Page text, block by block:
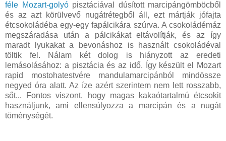
féle Mozart-golyópisztáciával dúsított marcipángömböcből
és az azt körülvevő nugátrétegből áll, ezt mártják jófajta
étcsokoládéba egy-egy fapálcikára szúrva. A csokoládémáz
megszáradása után a pálcikákat eltávolítják, és az így
maradt lyukakat a bevonáshoz is használt csokoládéval
töltik fel. Nálam két dolog is hiányzott az eredeti
lemásolásához: a pisztácia és az idő. Így készült el Mozart
rapid mostohatestvére mandulamarcipánból mindössze
negyed óra alatt. Az íze azért szerintem nem lett rosszabb,
sőt... Fontos viszont, hogy magas kakaótartalmú étcsokit
használjunk, ami ellensúlyozza a marcipán és a nugát
töménységét.